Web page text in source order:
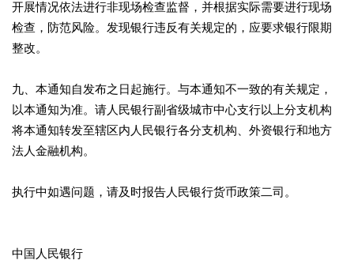
开展情况依法进行非现场检查监督，并根据实际需要进行现场
检查，防范风险。发现银行违反有关规定的，应要求银行限期
整改。
九、本通知自发布之日起施行。与本通知不一致的有关规定，
以本通知为准。请人民银行副省级城市中心支行以上分支机构
将本通知转发至辖区内人民银行各分支机构、外资银行和地方
法人金融机构。
执行中如遇问题，请及时报告人民银行货币政策二司。
中国人民银行